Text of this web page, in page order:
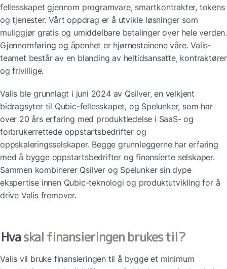
fellesskapet gjennom programvare, smartkontrakter, tokens
og tjenester. Vårt oppdrag er å utvikle løsninger som
muliggjør gratis og umiddelbare betalinger over hele verden.
Gjennomføring og åpenhet er hjørnesteinene våre. Valis-
teamet består av en blanding av heltidsansatte, kontraktører
og frivillige.
Valis ble grunnlagt i juni 2024 av Qsilver, en velkjent
bidragsyter til Qubic-fellesskapet, og Spelunker, som har
over 20 års erfaring med produktledelse i SaaS- og
forbrukerrettede oppstartsbedrifter og
oppskaleringsselskaper. Begge grunnleggerne har erfaring
med å bygge oppstartsbedrifter og finansierte selskaper.
Sammen kombinerer Qsilver og Spelunker sin dype
ekspertise innen Qubic-teknologi og produktutvikling for å
drive Valis fremover.
Hva skal finansieringen brukes til?
Valis vil bruke finansieringen til å bygge et minimum